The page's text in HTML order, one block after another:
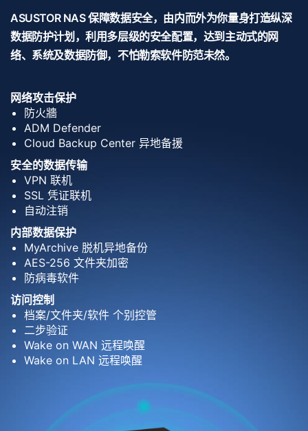
ASUSTOR NAS 保障数据安全，由内而外为你量身打造纵深
数据防护计划，利用多层级的安全配置，达到主动式的网
络、系统及数据防御，不怕勒索软件防范未然。
网络攻击保护
防火牆
ADM Defender
Cloud Backup Center 异地备援
安全的数据传输
VPN 联机
SSL 凭证联机
自动注销
内部数据保护
MyArchive 脱机异地备份
AES-256 文件夹加密
防病毒软件
访问控制
档案/文件夹/软件 个别控管
二步验证
Wake on WAN 远程唤醒
Wake on LAN 远程唤醒